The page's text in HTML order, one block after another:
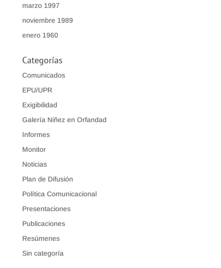
marzo 1997
noviembre 1989
enero 1960
Categorías
Comunicados
EPU/UPR
Exigibilidad
Galería Niñez en Orfandad
Informes
Monitor
Noticias
Plan de Difusión
Política Comunicacional
Presentaciones
Publicaciones
Resúmenes
Sin categoría